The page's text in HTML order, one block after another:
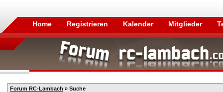
Home Registrieren Kalender Mitglieder
Forum RC-Lambach » Suche